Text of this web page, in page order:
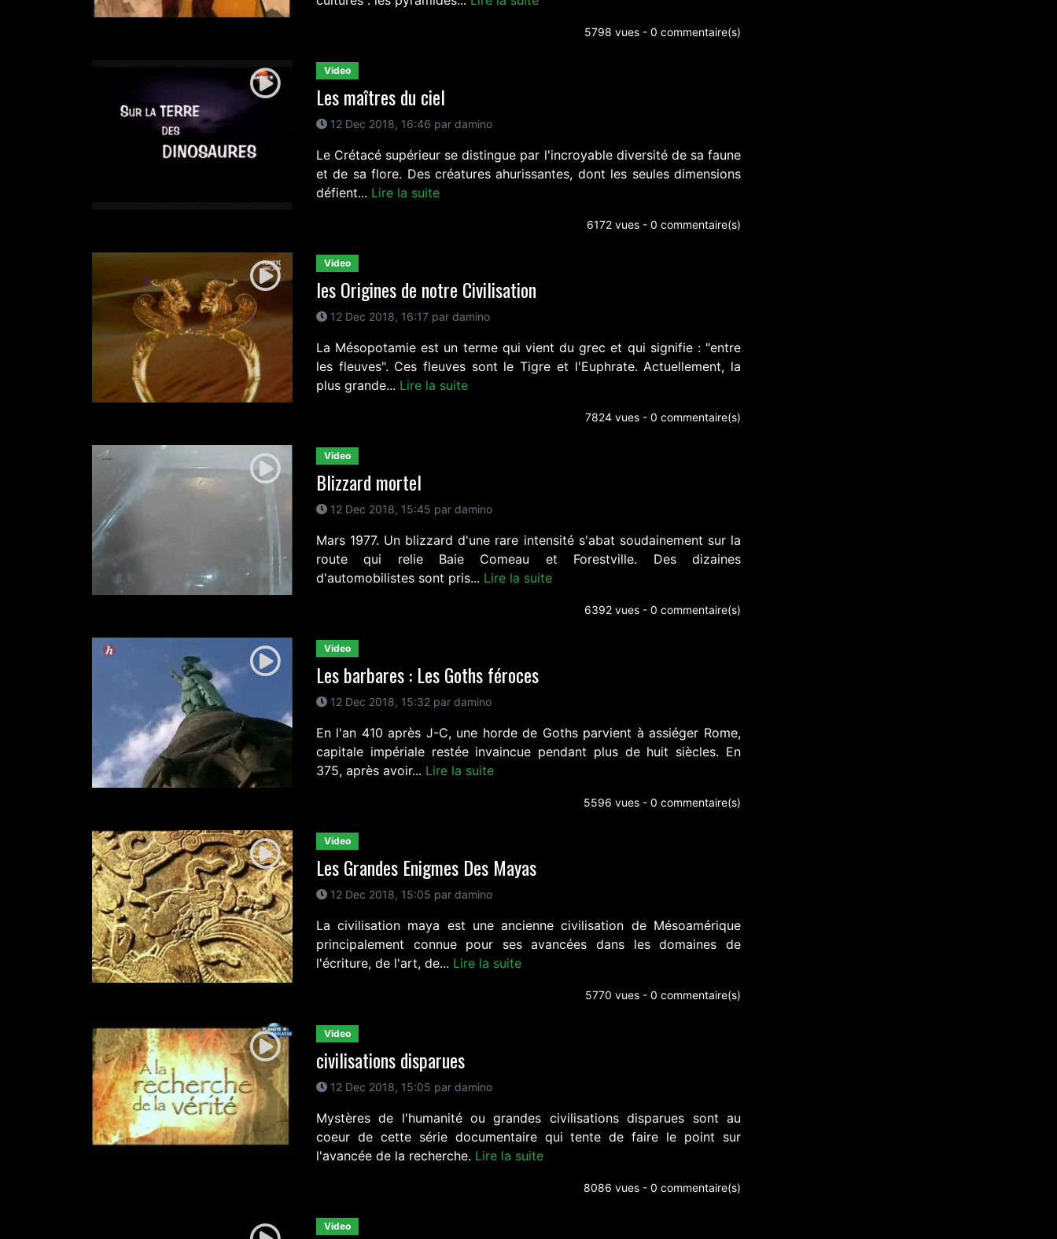
5798 vues - 0 commentaire(s)
Video
Les maîtres du ciel
12 Dec 2018, 16:46 par damino
Le Crétacé supérieur se distingue par l'incroyable diversité de sa faune
et de sa flore. Des créatures ahurissantes, dont les seules dimensions
défient... Lire la suite
6172 vues - 0 commentaire(s)
Video
les Origines de notre Civilisation
12 Dec 2018, 16:17 par damino
La Mésopotamie est un terme qui vient du grec et qui signifie : "entre
les fleuves". Ces fleuves sont le Tigre et l'Euphrate. Actuellement, la
plus grande... Lire la suite
7824 vues - 0 commentaire(s)
Video
Blizzard mortel
12 Dec 2018, 15:45 par damino
Mars 1977. Un blizzard d'une rare intensité s'abat soudainement sur la
route qui relie Baie Comeau et Forestville. Des dizaines
d'automobilistes sont pris... Lire la suite
6392 vues - 0 commentaire(s)
Video
Les barbares : Les Goths féroces
12 Dec 2018, 15:32 par damino
En l'an 410 après J-C, une horde de Goths parvient à assiéger Rome,
capitale impériale restée invaincue pendant plus de huit siècles. En
375, après avoir... Lire la suite
5596 vues - 0 commentaire(s)
Video
Les Grandes Enigmes Des Mayas
12 Dec 2018, 15:05 par damino
La civilisation maya est une ancienne civilisation de Mésoamérique
principalement connue pour ses avancées dans les domaines de
l'écriture, de l'art, de... Lire la suite
5770 vues - 0 commentaire(s)
Video
civilisations disparues
12 Dec 2018, 15:05 par damino
Mystères de l'humanité ou grandes civilisations disparues sont au
coeur de cette série documentaire qui tente de faire le point sur
l'avancée de la recherche. Lire la suite
8086 vues - 0 commentaire(s)
Video